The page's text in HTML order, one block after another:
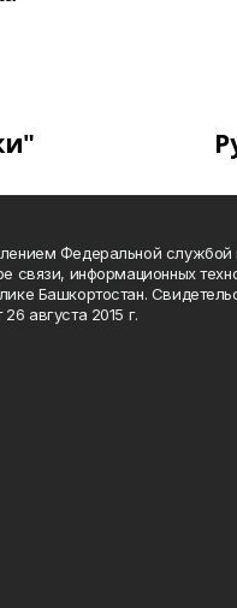
Федеральной службой
связи, информационных
Башкортостан.
августа 2015 г.